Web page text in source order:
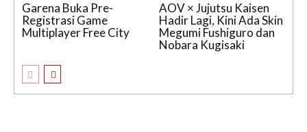
Garena Buka Pre-
Registrasi Game
Multiplayer Free City
AOV × Jujutsu Kaisen
Hadir Lagi, Kini Ada Skin
Megumi Fushiguro dan
Nobara Kugisaki